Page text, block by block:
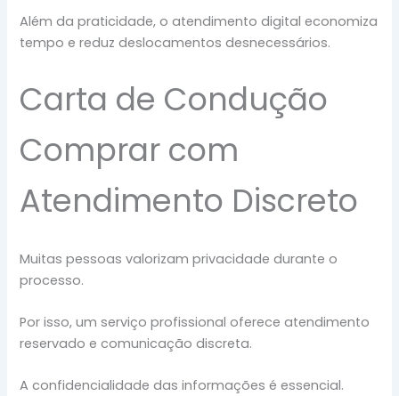
Além da praticidade, o atendimento digital economiza
tempo e reduz deslocamentos desnecessários.
Carta de Condução
Comprar com
Atendimento Discreto
Muitas pessoas valorizam privacidade durante o
processo.
Por isso, um serviço profissional oferece atendimento
reservado e comunicação discreta.
A confidencialidade das informações é essencial.